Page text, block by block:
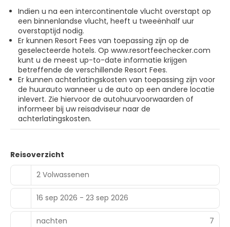
conferentiecentrum en vergaderruimtes. Gasten kunnen
tegen betaling gebruikmaken van een shuttleservice
van/naar de luchthaven (24 uur per dag beschikbaar) en
vervoer van/naar de veerbootterminal.
Indien u na een intercontinentale vlucht overstapt op
een binnenlandse vlucht, heeft u tweeënhalf uur
overstaptijd nodig.
Er kunnen Resort Fees van toepassing zijn op de
geselecteerde hotels. Op www.resortfeechecker.com
kunt u de meest up-to-date informatie krijgen
betreffende de verschillende Resort Fees.
Er kunnen achterlatingskosten van toepassing zijn voor
de huurauto wanneer u de auto op een andere locatie
inlevert. Zie hiervoor de autohuurvoorwaarden of
informeer bij uw reisadviseur naar de
achterlatingskosten.
Reisoverzicht
2 Volwassenen
16 sep 2026 - 23 sep 2026
nachten 7